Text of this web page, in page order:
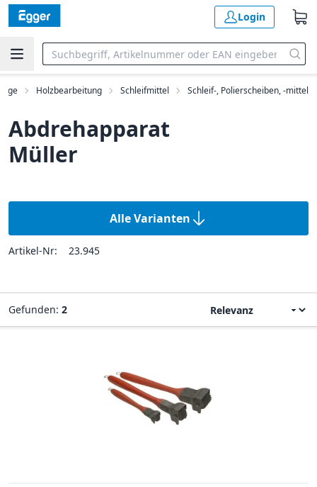
Login
Holzbearbeitung Schleifmittel Schleif-, Polierscheiben, -mittel
Abdrehapparat
Müller
Alle Varianten
Artikel-Nr: 23.945
Gefunden: 2